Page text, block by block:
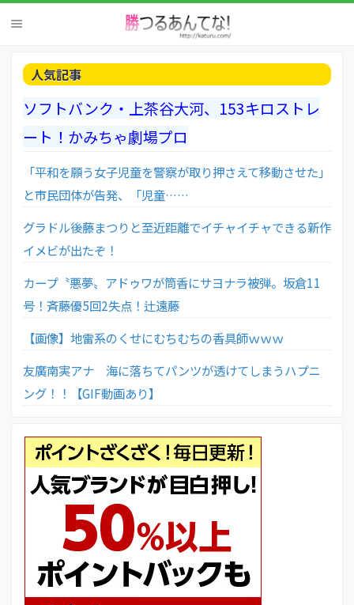
人気記事
ソフトバンク・上茶谷大河、153キロストレ
ート！かみちゃ劇場プロ
「平和を願う女子児童を警察が取り押さえて移動させた」
と市民団体が告発、「児童……
グラドル後藤まつりと至近距離でイチャイチャできる新作
イメビが出たぞ！
カープ〝悪夢〟アドゥワが筒香にサヨナラ被弾。坂倉11
号！斉藤優5回2失点！辻遠藤
【画像】地雷系のくせにむちむちの香具師ｗｗｗ
友廣南実アナ 海に落ちてパンツが透けてしまうハプニ
ング！！【GIF動画あり】